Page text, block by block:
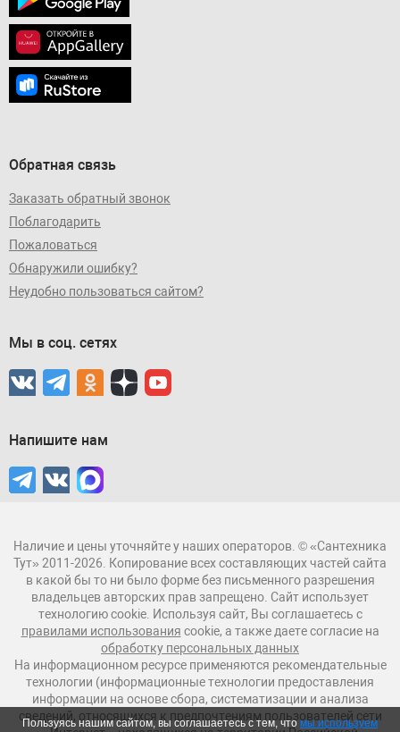
Обратная связь
Заказать обратный звонок
Поблагодарить
Пожаловаться
Обнаружили ошибку?
Неудобно пользоваться сайтом?
Мы в соц. сетях
Напишите нам
Наличие и цены уточняйте у наших операторов. © «Сантехника
Тут» 2011-2026. Копирование всех составляющих частей сайта
в какой бы то ни было форме без письменного разрешения
владельцев авторских прав запрещено. Сайт использует
технологию cookie. Используя сайт, Вы соглашаетесь с
правилами использования cookie, а также даете согласие на
обработку персональных данных
На информационном ресурсе применяются рекомендательные
технологии (информационные технологии предоставления
информации на основе сбора, систематизации и анализа
сведений, относящихся к предпочтениям пользователей сети
Пользуясь нашим сайтом, вы соглашаетесь с тем, чтомы используем